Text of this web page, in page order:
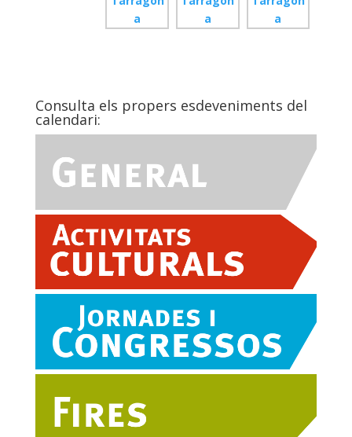
Consulta els propers esdeveniments del
calendari: